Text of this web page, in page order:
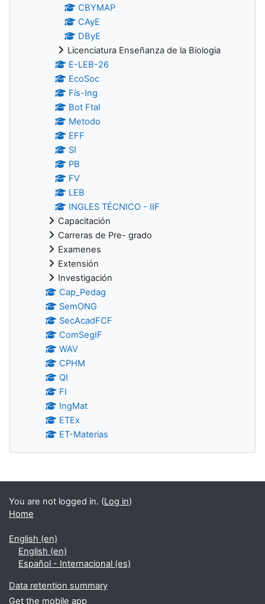
CBYMAP
CAyE
DByE
Licenciatura Enseñanza de la Biologia
E-LEB-26
EcoSoc
Fís-Ing
Bot Ftal
Metodo
EFF
SI
PB
FV
LEB
INGLES TÉCNICO - IIF
Capacitación
Carreras de Pre- grado
Examenes
Extensión
Investigación
Cap_Pedag
SemONG
SecAcadFCF
ComSegIF
WAV
CPHM
QI
FI
IngMat
ETEx
ET-Materias
Blocks
You are not logged in. (Log in)
Home
English ‎(en)‎
English ‎(en)‎
Español - Internacional ‎(es)‎
Data retention summary
Get the mobile app